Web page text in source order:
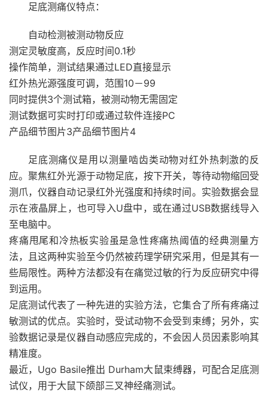
足底测痛仪特点：
自动检测被测动物反应
测定灵敏度高，反应时间0.1秒
操作简单，测试结果通过LED直接显示
红外热光源强度可调，范围10－99
同时提供3个测试箱，被测动物无需固定
测试数据可实时打印或通过软件连接PC
产品细节图片3产品细节图片4
足底测痛仪是用以测量啮齿类动物对红外热刺激的反
应。聚焦红外光源于动物足底，按下开关，等待动物缩回受
测爪，仪器自动记录红外光强度和持续时间。实验数据会显
示在液晶屏上，也可导入U盘中，或在通过USB数据线导入
至电脑中。
疼痛甩尾和冷热板实验虽是急性疼痛热阈值的经典测量方
法，且这两种实验至今仍然被药理学研究采用，但是其有一
些局限性。两种方法都没有在痛觉过敏的行为反应研究中得
到运用。
足底测试代表了一种先进的实验方法，它集合了所有疼痛过
敏测试的优点。实验时，受试动物不会受到束缚；另外，实
验数据记录是仪器自动感应完成的，不会因人员因素影响其
精准度。
最近，Ugo Basile推出 Durham大鼠束缚器，可配合足底测
试仪，用于大鼠下颌部三叉神经痛测试。